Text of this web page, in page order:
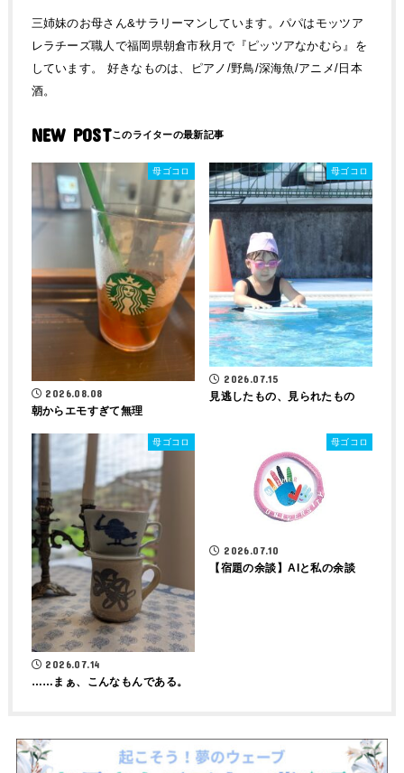
三姉妹のお母さん&サラリーマンしています。パパはモッツア
レラチーズ職人で福岡県朝倉市秋月で『ピッツアなかむら』を
しています。 好きなものは、ピアノ/野鳥/深海魚/アニメ/日本
酒。
NEW POST
母ゴコロ
2026.08.08
朝からエモすぎて無理
母ゴコロ
2026.07.15
見逃したもの、見られたもの
母ゴコロ
2026.07.14
……まぁ、こんなもんである。
母ゴコロ
2026.07.10
【宿題の余談】AIと私の余談